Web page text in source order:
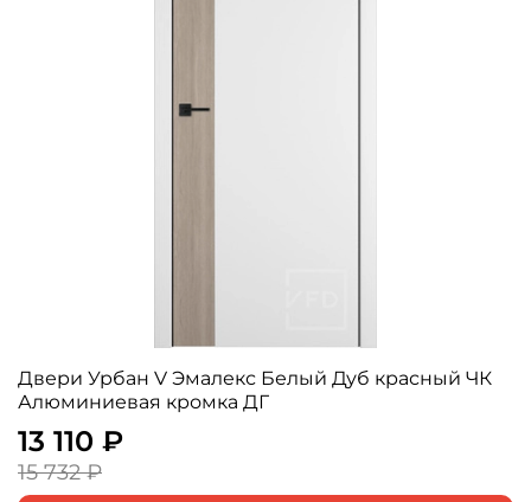
Двери Урбан V Эмалекс Белый Дуб красный ЧК
Алюминиевая кромка ДГ
13 110 ₽
15 732 ₽